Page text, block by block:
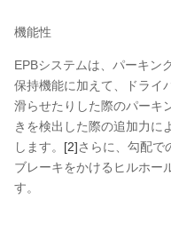
機能性
EPBシステムは、パーキン
保持機能に加えて、ドライ
滑らせたりした際のパーキ
きを検出した際の追加力に
します。 [2]さらに、勾配で
ブレーキをかけるヒルホー
す。